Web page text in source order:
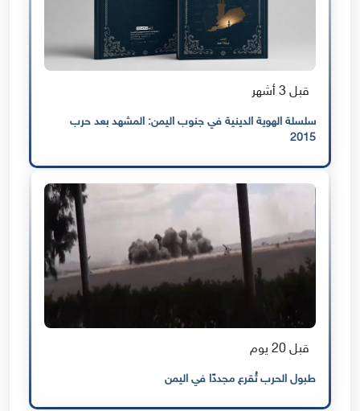
قبل 3 أشهر
سلسلة الهوية الدينية في جنوب اليمن: المشهد بعد حرب
2015
قبل 20 يوم
طبول الحرب تُقرع مجددًا في اليمن